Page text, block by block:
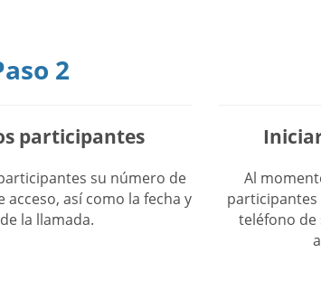
2
participantes
su número de
así como la fecha y
la llamada.
Al
teléfono de